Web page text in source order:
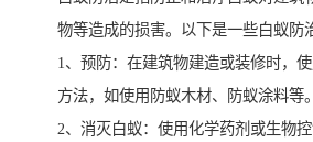
物等造成的损害。以下是一些白蚁防
1、预防：在建筑物建造或装修时，
方法，如使用防蚁木材、防蚁涂料等。
2、消灭白蚁：使用化学药剂或生物